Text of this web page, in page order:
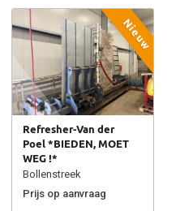
Nieuw
Refresher-Van der
Poel *BIEDEN, MOET
WEG !*
Bollenstreek
Prijs op aanvraag